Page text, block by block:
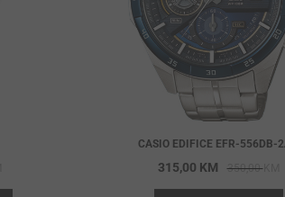
price
price
CASIO EDIFICE EFR-556DB-
350,00KM
315,00 KM